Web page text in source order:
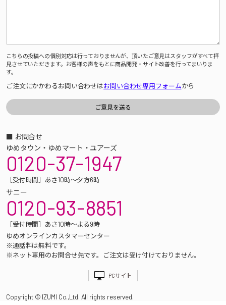
こちらの投稿への個別対応は行っておりませんが、頂いたご意見はスタッフがすべて拝
見させていただきます。お客様の声をもとに商品開発・サイト改善を行ってまいりま
す。
ご注文にかかわるお問い合わせはお問い合わせ専用フォームから
■ お問合せ
ゆめタウン・ゆめマート・ユアーズ
0120-37-1947
［受付時間］あさ10時～夕方6時
サニー
0120-93-8851
［受付時間］あさ10時～よる9時
ゆめオンラインカスタマーセンター
※通話料は無料です。
※ネット専用のお問合せ先です。ご注文は受け付けておりません。
PCサイト
Copyright © IZUMI Co.,Ltd. All rights reserved.